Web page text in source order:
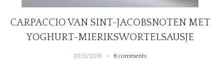
CARPACCIO VAN SINT-JACOBSNOTEN MET
YOGHURT-MIERIKSWORTELSAUSJE
20/11/2015 8 comments